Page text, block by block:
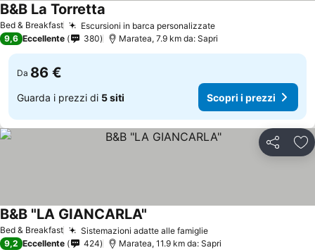
Bed & Breakfast Escursioni in barca personalizzateScopri i prezzi
B&B La Torretta
9,6 Eccellente 380 Maratea, 7.9 km da: Sapri
Da 86 €
Guarda i prezzi di 5 siti Scopri i prezzi
Condividi
Bed & Breakfast Sistemazioni adatte alle famiglieScopri i prezzi
B&B "LA GIANCARLA"
9,2 Eccellente 424 Maratea, 11.9 km da: Sapri